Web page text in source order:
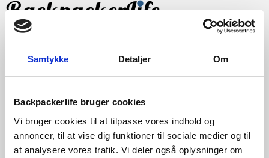
Samtykke Detaljer Om
Backpackerlife bruger cookies
Vi bruger cookies til at tilpasse vores indhold og
annoncer, til at vise dig funktioner til sociale medier og til
at analysere vores trafik. Vi deler også oplysninger om
Ring til os alle hverdage fra kl 9-16
Betalingsmuligheder: